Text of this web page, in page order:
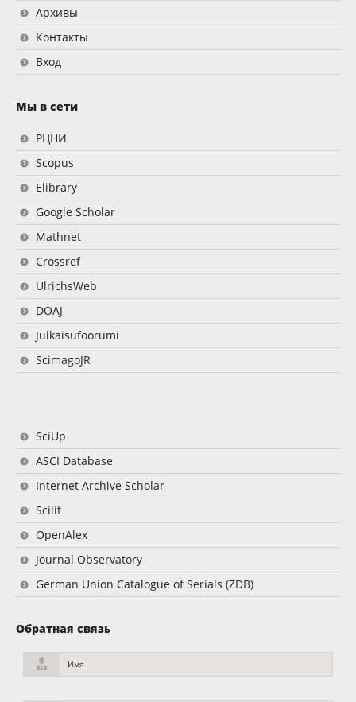
Архивы
Контакты
Вход
Мы в сети
РЦНИ
Scopus
Elibrary
Google Scholar
Mathnet
Crossref
UlrichsWeb
DOAJ
Julkaisufoorumi
ScimagoJR
SciUp
ASCI Database
Internet Archive Scholar
Scilit
OpenAlex
Journal Observatory
German Union Catalogue of Serials (ZDB)
Обратная связь
Имя